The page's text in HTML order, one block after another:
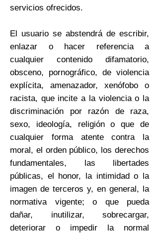
servicios ofrecidos.
El usuario se abstendrá de escribir,
enlazar o hacer referencia a
cualquier contenido difamatorio,
obsceno, pornográfico, de violencia
explícita, amenazador, xenófobo o
racista, que incite a la violencia o la
discriminación por razón de raza,
sexo, ideología, religión o que de
cualquier forma atente contra la
moral, el orden público, los derechos
fundamentales, las libertades
públicas, el honor, la intimidad o la
imagen de terceros y, en general, la
normativa vigente; o que pueda
dañar, inutilizar, sobrecargar,
deteriorar o impedir la normal